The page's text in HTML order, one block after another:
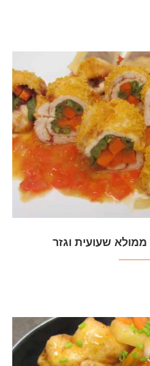
שעועית וגזר